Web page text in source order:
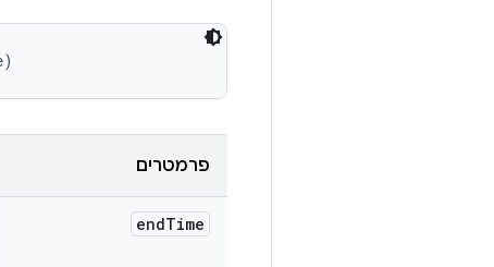
פרמטרים
endTime